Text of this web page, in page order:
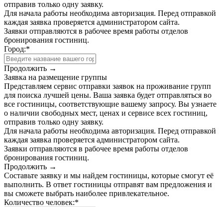
отправив только одну заявку.
Для начала работы необходима авторизация. Перед отправкой
каждая заявка проверяется администратором сайта.
Заявки отправляются в рабочее время работы отделов
бронирования гостиниц.
Город:*
Продолжить →
Заявка на размещение группы
Представляем сервис отправки заявок на проживание групп
для поиска лучшей цены. Ваша заявка будет отправляться во
все гостиницы, соответствующие вашему запросу. Вы узнаете
о наличии свободных мест, ценах и сервисе всех гостиниц,
отправив только одну заявку.
Для начала работы необходима авторизация. Перед отправкой
каждая заявка проверяется администратором сайта.
Заявки отправляются в рабочее время работы отделов
бронирования гостиниц.
Продолжить →
Составьте заявку и мы найдем гостиницы, которые смогут её
выполнить. В ответ гостиницы отправят вам предложения и
вы сможете выбрать наиболее привлекательное.
Количество человек:*